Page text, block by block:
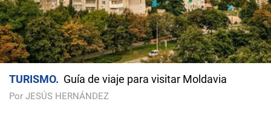
TURISMO Guía de viaje para visitar Moldavia
Por JESÚS HERNÁNDEZ